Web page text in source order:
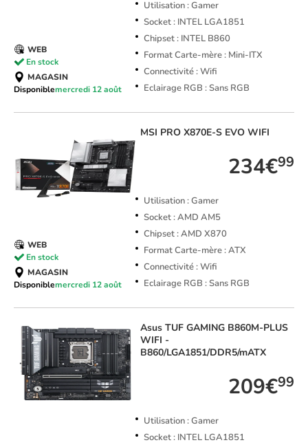
Utilisation : Gamer
Socket : INTEL LGA1851
Chipset : INTEL B860
Format Carte-mère : Mini-ITX
Connectivité : Wifi
Eclairage RGB : Sans RGB
WEB
En stock
MAGASIN
Disponiblemercredi 12 août
MSI PRO X870E-S EVO WIFI
234€99
Utilisation : Gamer
Socket : AMD AM5
Chipset : AMD X870
Format Carte-mère : ATX
Connectivité : Wifi
Eclairage RGB : Sans RGB
WEB
En stock
MAGASIN
Disponiblemercredi 12 août
Asus TUF GAMING B860M-PLUS
WIFI -
B860/LGA1851/DDR5/mATX
209€99
Utilisation : Gamer
Socket : INTEL LGA1851